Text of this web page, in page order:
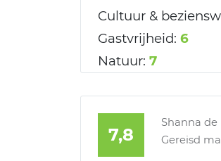
Cultuur &
Gastvrijheid: 6
Natuur: 7
7,8
Shanna de
Gereisd